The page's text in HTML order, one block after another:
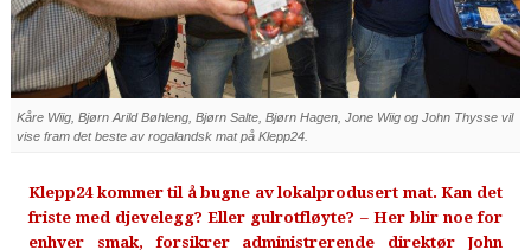
Kåre Wiig, Bjørn Arild Bøhleng, Bjørn Salte, Bjørn Hagen, Jone Wiig og John Thysse vil
vise fram det beste av rogalandsk mat på Klepp24.
Klepp24 kommer til å bugne av lokalprodusert mat. Kan det
friste med djevelegg? Eller gulrotfløyte? – Her blir noe for
enhver smak, forsikrer administrerende direktør John